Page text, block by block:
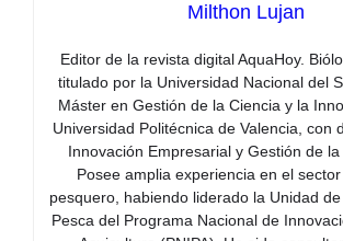
Milthon Lujan
Editor de la revista digital AquaHoy.
titulado por la Universidad Nacional del
Máster en Gestión de la Ciencia y la
Universidad Politécnica de Valencia, con
Innovación Empresarial y Gestión de
Posee amplia experiencia en el
pesquero, habiendo liderado la Unidad
Pesca del Programa Nacional de